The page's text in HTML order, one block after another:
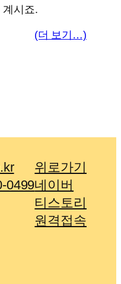
계시죠.
(더 보기…)
0499
위로가기
네이버
티스토리
원격접속